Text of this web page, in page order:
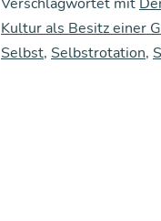
Kultur als Besitz einer
Selbst, Selbstrotation,